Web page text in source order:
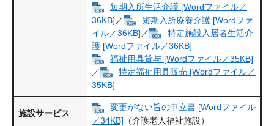
短期入所生活介護 [Wordファイル／
36KB] ／
短期入所療養介護 [Wordファ
イル／36KB] ／
特定施設入居者生活介
護 [Wordファイル／36KB]
福祉用具貸与 [Wordファイル／35KB]
／
特定福祉用具販売 [Wordファイル／
35KB]
施設サービス
変更がない旨の申立書 [Wordファイル
／34KB] （介護老人福祉施設）